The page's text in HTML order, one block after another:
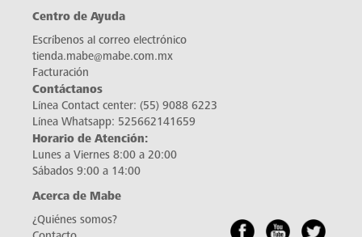
Centro de Ayuda
Escríbenos al correo electrónico
tienda.mabe@mabe.com.mx
Facturación
Contáctanos
Línea Contact center: (55) 9088 6223
Línea Whatsapp: 525662141659
Horario de Atención:
Lunes a Viernes 8:00 a 20:00
Sábados 9:00 a 14:00
Acerca de Mabe
¿Quiénes somos?